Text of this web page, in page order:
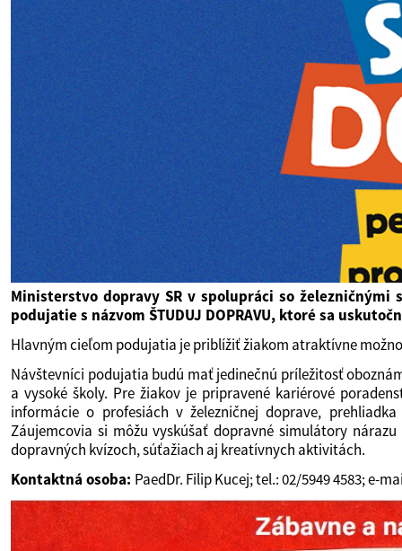
Ministerstvo dopravy SR v spolupráci so
podujatie s názvom ŠTUDUJ DOPRAVU, ktoré sa
Hlavným cieľom podujatia je priblížiť žiakom atraktívne
Návštevníci podujatia budú mať jedinečnú príležitosť
a vysoké školy. Pre žiakov je pripravené kariérové
informácie o profesiách v železničnej doprave,
Záujemcovia si môžu vyskúšať dopravné simulátory
dopravných kvízoch, súťažiach aj kreatívnych aktivitách.
Kontaktná osoba: PaedDr. Filip Kucej; tel.: 02/5949 4583; e-